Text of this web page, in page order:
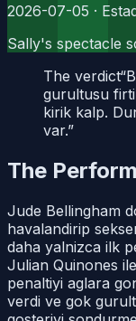
2026-07-05 ·
Sally's spectacle
The verdict“
gurultusu
kirik kalp.
var.”
The
Jude Bellingham
havalandirip
daha yalnizca ilk
Julian Quinones
penaltiyi aglara
verdi ve gok